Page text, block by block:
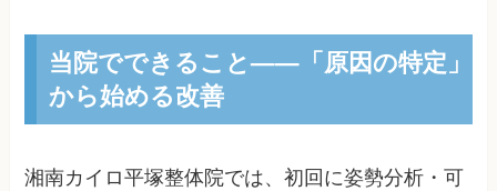
当院でできること——「原因の特定」
から始める改善
湘南カイロ平塚整体院では、初回に姿勢分析・可